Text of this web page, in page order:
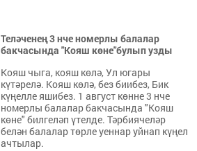
Теләченең 3 нче номерлы балалар
бакчасында "Кояш көне"булып узды
Кояш чыга, кояш көлә, Ул югары
күтәрелә. Кояш көлә, без биибез, Бик
күңелле яшибез. 1 август көнне 3 нче
номерлы балалар бакчасында "Кояш
көне" билгеләп үтелде. Тәрбиячеләр
белән балалар төрле уеннар уйнап күңел
ачтылар.